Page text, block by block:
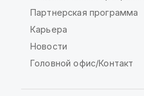
Партнерская программа
Карьера
Новости
Головной офис/Контакт